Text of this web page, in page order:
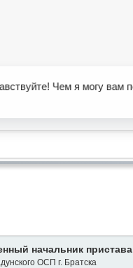
начальник пристава
ОСП г. Братска